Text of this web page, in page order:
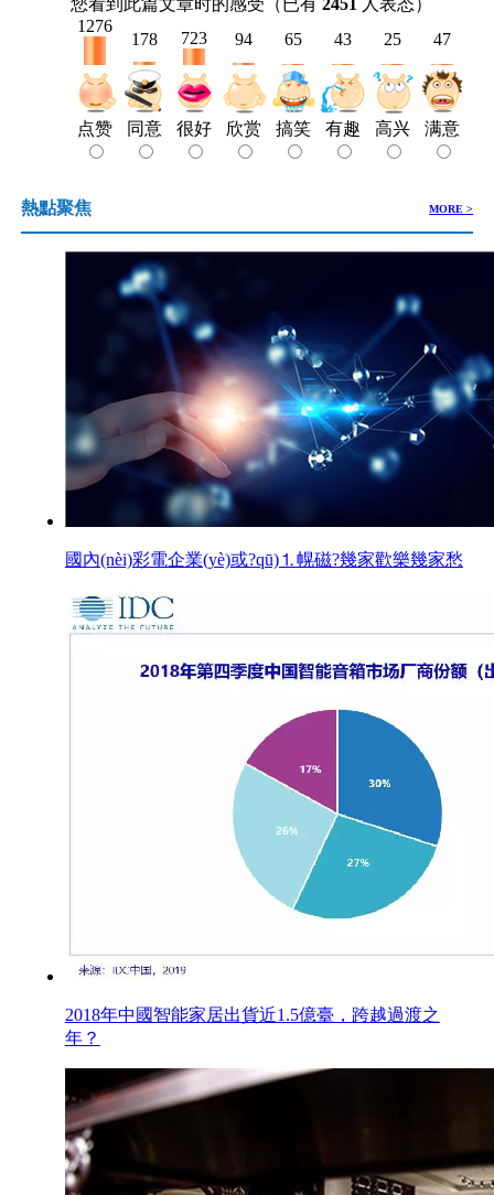
您看到此篇文章时的感受 （已有 2451
人表态）
1276
点赞
178
同意
723
很好
94
欣赏
65
搞笑
43
有趣
25
高兴
47
满意
熱點聚焦 MORE >
國內(nèi)彩電企業(yè)或?qū)⒈幌磁?幾家歡樂幾家愁
2018年中國智能家居出貨近1.5億臺，跨越過渡之
年？